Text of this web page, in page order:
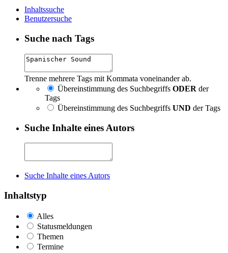
Inhaltssuche
Benutzersuche
Suche nach Tags
Trenne mehrere Tags mit Kommata voneinander ab.
Übereinstimmung des Suchbegriffs ODER der
Tags
Übereinstimmung des Suchbegriffs UND der Tags
Suche Inhalte eines Autors
Suche Inhalte eines Autors
Inhaltstyp
Alles
Statusmeldungen
Themen
Termine